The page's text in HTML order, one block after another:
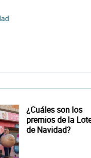
¿Cuáles son los
premios de la
de Navidad?